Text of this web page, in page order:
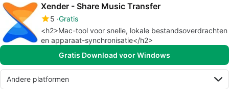
Xender - Share Music Transfer
5 Gratis
<h2>Mac-tool voor snelle, lokale bestandsoverdrachten
en apparaat-synchronisatie</h2>
Gratis Download voor Windows
Andere platformen